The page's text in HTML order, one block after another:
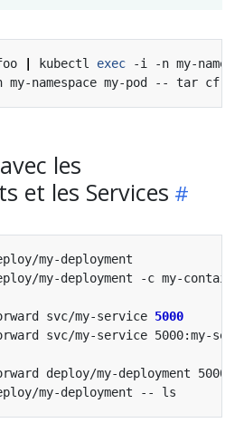
kubectl exec -i -n my-
my-namespace my-pod -- tar cf
les
et les Services
deploy/my-
my-deployment -c my-
svc/my-service 5000
svc/my-service 5000:my-
deploy/my-deployment
my-